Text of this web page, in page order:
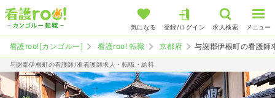
気になる 登録/ログイン 求人検索 メニュー
看護roo![カンゴルー] 看護roo! 転職 京都府 与謝郡伊根町の看護師
与謝郡伊根町の看護師/准看護師求人・転職・給料